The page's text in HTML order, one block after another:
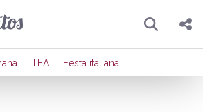
Pesquisar
Compartilhar
TEA Festa italiana